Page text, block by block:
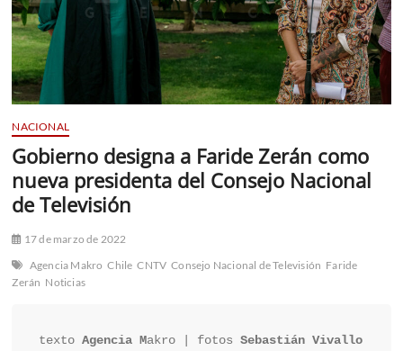
NACIONAL
Gobierno designa a Faride Zerán como
nueva presidenta del Consejo Nacional
de Televisión
17 de marzo de 2022
Agencia Makro Chile CNTV Consejo Nacional de Televisión Faride
Zerán Noticias
texto Agencia Makro | fotos Sebastián Vivallo